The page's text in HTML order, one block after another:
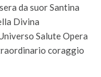
da suor Santina
Divina
Salute Opera
coraggio